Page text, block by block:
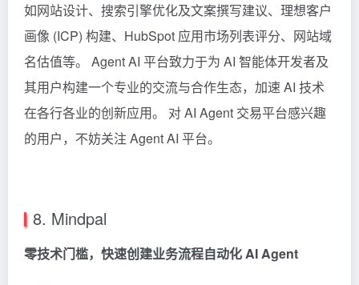
如网站设计、搜索引擎优化及文案撰写建议、理想客户
画像 (ICP) 构建、HubSpot 应用市场列表评分、网站域
名估值等。 Agent AI 平台致力于为 AI 智能体开发者及
其用户构建一个专业的交流与合作生态，加速 AI 技术
在各行各业的创新应用。 对 AI Agent 交易平台感兴趣
的用户，不妨关注 Agent AI 平台。
8. Mindpal
零技术门槛，快速创建业务流程自动化 AI Agent